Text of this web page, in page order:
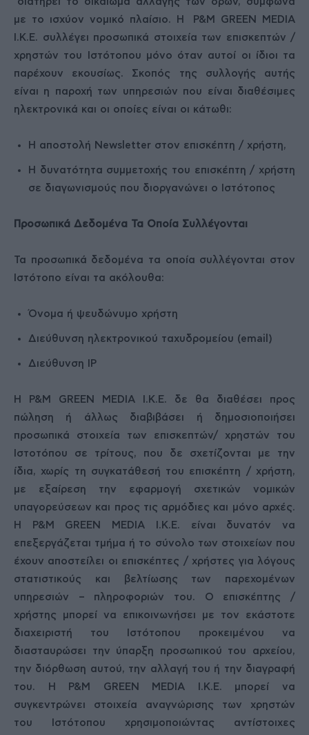
με το ισχύον νομικό πλαίσιο. Η P&M GREEN MEDIA
Ι.Κ.Ε. συλλέγει προσωπικά στοιχεία των επισκεπτών /
χρηστών του Ιστότοπου μόνο όταν αυτοί οι ίδιοι τα
παρέχουν εκουσίως. Σκοπός της συλλογής αυτής
είναι η παροχή των υπηρεσιών που είναι διαθέσιμες
ηλεκτρονικά και οι οποίες είναι οι κάτωθι:
Η αποστολή Newsletter στον επισκέπτη / χρήστη,
Η δυνατότητα συμμετοχής του επισκέπτη / χρήστη
σε διαγωνισμούς που διοργανώνει ο Ιστότοπος
Προσωπικά Δεδομένα Τα Οποία Συλλέγονται
Τα προσωπικά δεδομένα τα οποία συλλέγονται στον
Ιστότοπο είναι τα ακόλουθα:
Όνομα ή ψευδώνυμο χρήστη
Διεύθυνση ηλεκτρονικού ταχυδρομείου (email)
Διεύθυνση IP
Η P&M GREEN MEDIA Ι.Κ.Ε. δε θα διαθέσει προς
πώληση ή άλλως διαβιβάσει ή δημοσιοποιήσει
προσωπικά στοιχεία των επισκεπτών/ χρηστών του
Ιστοτόπου σε τρίτους, που δε σχετίζονται με την
ίδια, χωρίς τη συγκατάθεσή του επισκέπτη / χρήστη,
με εξαίρεση την εφαρμογή σχετικών νομικών
υπαγορεύσεων και προς τις αρμόδιες και μόνο αρχές.
Η P&M GREEN MEDIA Ι.Κ.Ε. είναι δυνατόν να
επεξεργάζεται τμήμα ή το σύνολο των στοιχείων που
έχουν αποστείλει οι επισκέπτες / χρήστες για λόγους
στατιστικούς και βελτίωσης των παρεχομένων
υπηρεσιών – πληροφοριών του. Ο επισκέπτης /
χρήστης μπορεί να επικοινωνήσει με τον εκάστοτε
διαχειριστή του Ιστότοπου προκειμένου να
διασταυρώσει την ύπαρξη προσωπικού του αρχείου,
την διόρθωση αυτού, την αλλαγή του ή την διαγραφή
του. Η P&M GREEN MEDIA Ι.Κ.Ε. μπορεί να
συγκεντρώνει στοιχεία αναγνώρισης των χρηστών
του Ιστότοπου χρησιμοποιώντας αντίστοιχες